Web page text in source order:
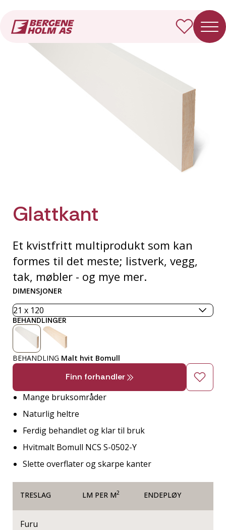
Glattkant
Et kvistfritt multiprodukt som kan
formes til det meste; listverk, vegg,
tak, møbler - og mye mer.
DIMENSJONER
BEHANDLINGER
BEHANDLING Malt hvit Bomull
Finn forhandler
Mange bruksområder
Naturlig heltre
Ferdig behandlet og klar til bruk
Hvitmalt Bomull NCS S-0502-Y
Slette overflater og skarpe kanter
TRESLAG LM PER M2 ENDEPLØY
Furu